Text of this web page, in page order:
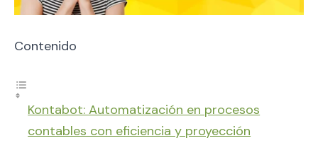
Contenido
Kontabot: Automatización en procesos
contables con eficiencia y proyección